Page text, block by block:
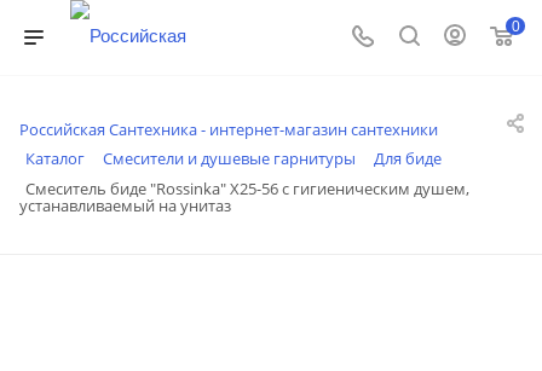
0
Российская Сантехника - интернет-магазин сантехники
Каталог
Смесители и душевые гарнитуры
Для биде
Смеситель биде "Rossinka" X25-56 с гигиеническим душем,
устанавливаемый на унитаз